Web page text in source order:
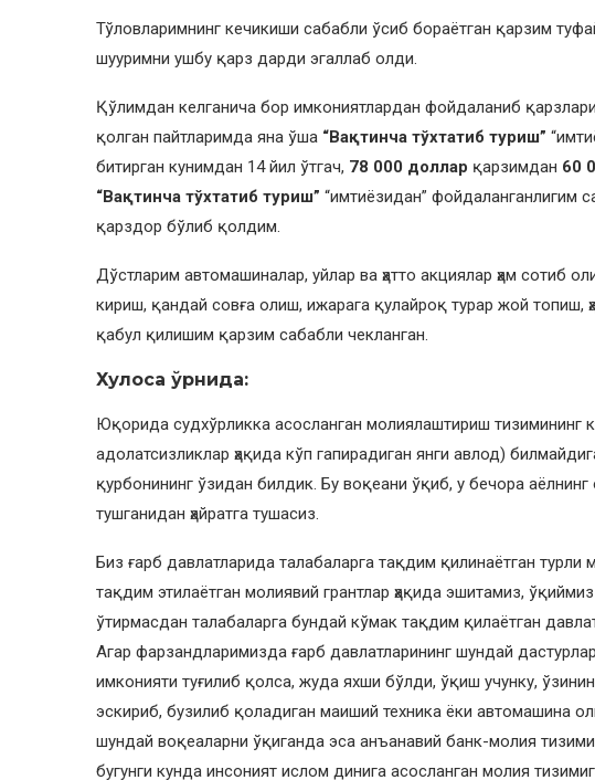
Тўловларимнинг кечикиши сабабли ўсиб бораётган қарзим
шууримни ушбу қарз дарди эгаллаб олди.
Қўлимдан келганича бор имкониятлардан фойдаланиб
қолган пайтларимда яна ўша “Вақтинча тўхтатиб туриш”
битирган кунимдан 14 йил ўтгач, 78 000 доллар қарзимдан 60
“Вақтинча тўхтатиб туриш” “имтиёзидан” фойдаланганлигим
қарздор бўлиб қолдим.
Дўстларим автомашиналар, уйлар ва ҳатто акциялар ҳам сотиб
кириш, қандай совға олиш, ижарага қулайроқ турар жой топиш,
қабул қилишим қарзим сабабли чекланган.
Хулоса ўрнида:
Юқорида судхўрликка асосланган молиялаштириш тизимининг
адолатсизликлар ҳақида кўп гапирадиган янги авлод)
қурбонининг ўзидан билдик. Бу воқеани ўқиб, у бечора
тушганидан ҳайратга тушасиз.
Биз ғарб давлатларида талабаларга тақдим қилинаётган
тақдим этилаётган молиявий грантлар ҳақида эшитамиз,
ўтирмасдан талабаларга бундай кўмак тақдим қилаётган
Агар фарзандларимизда ғарб давлатларининг шундай
имконияти туғилиб қолса, жуда яхши бўлди, ўқиш учунку,
эскириб, бузилиб қоладиган маиший техника ёки автомашина
шундай воқеаларни ўқиганда эса анъанавий банк-молия
бугунги кунда инсоният ислом динига асосланган молия